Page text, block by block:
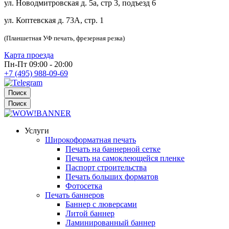
ул. Новодмитровская д. 5а, стр 3, подъезд 6
ул. Коптевская д. 73А, стр. 1
(Планшетная УФ печать, фрезерная резка)
Карта проезда
Пн-Пт 09:00 - 20:00
+7 (495) 988-09-69
Поиск
Поиск
Услуги
Широкоформатная печать
Печать на баннерной сетке
Печать на самоклеющейся пленке
Паспорт строительства
Печать больших форматов
Фотосетка
Печать баннеров
Баннер с люверсами
Литой баннер
Ламинированный баннер